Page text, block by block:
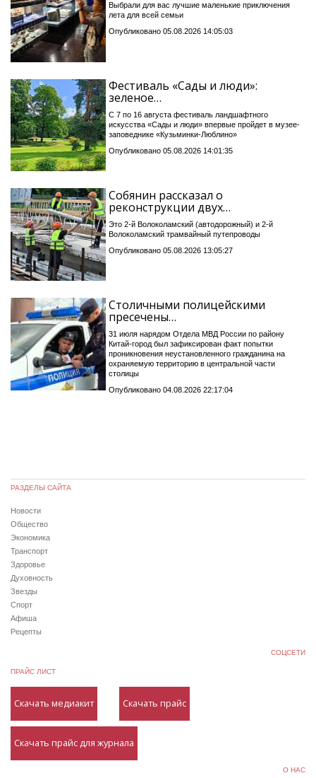
Выбрали для вас лучшие маленькие приключения
лета для всей семьи
Опубликовано 05.08.2026 14:05:03
Фестиваль «Сады и люди»:
зеленое…
С 7 по 16 августа фестиваль ландшафтного
искусства «Сады и люди» впервые пройдет в музее-
заповеднике «Кузьминки-Люблино»
Опубликовано 05.08.2026 14:01:35
Собянин рассказал о
реконструкции двух…
Это 2-й Волоколамский (автодорожный) и 2-й
Волоколамский трамвайный путепроводы
Опубликовано 05.08.2026 13:05:27
Столичными полицейскими
пресечены…
31 июля нарядом Отдела МВД России по району
Китай-город был зафиксирован факт попытки
проникновения неустановленного гражданина на
охраняемую территорию в центральной части
столицы
Опубликовано 04.08.2026 22:17:04
РАЗДЕЛЫ САЙТА
Новости
Общество
Экономика
Транспорт
Здоровье
Духовность
Звезды
Спорт
Афиша
Рецепты
СОЦСЕТИ
ПРАЙС ЛИСТ
Скачать медиакит Скачать прайс
Скачать прайс для журнала
О НАС